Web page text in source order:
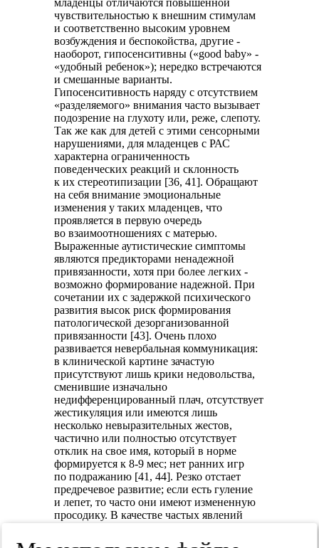
чувствительностью к внешним стимулам
и соответственно высоким уровнем
возбуждения и беспокойства, другие -
наоборот, гипосенситивны («good baby» -
«удобный ребенок»); нередко встречаются
и смешанные варианты.
Гипосенситивность наряду с отсутствием
«разделяемого» внимания часто вызывает
подозрение на глухоту или, реже, слепоту.
Так же как для детей с этими сенсорными
нарушениями, для младенцев с РАС
характерна ограниченность
поведенческих реакций и склонность
к их стереотипизации [36, 41]. Обращают
на себя внимание эмоциональные
изменения у таких младенцев, что
проявляется в первую очередь
во взаимоотношениях с матерью.
Выраженные аутистические симптомы
являются предикторами ненадежной
привязанности, хотя при более легких -
возможно формирование надежной. При
сочетании их с задержкой психического
развития высок риск формирования
патологической дезорганизованной
привязанности [43]. Очень плохо
развивается невербальная коммуникация:
в клинической картине зачастую
присутствуют лишь крики недовольства,
сменившие изначально
недифференцированный плач, отсутствует
жестикуляция или имеются лишь
несколько невыразительных жестов,
частично или полностью отсутствует
отклик на свое имя, который в норме
формируется к 8-9 мес; нет ранних игр
по подражанию [41, 44]. Резко отстает
предречевое развитие; если есть гуление
и лепет, то часто они имеют измененную
просодику. В качестве частых явлений
желудочно-кишечные расстройства. Еще